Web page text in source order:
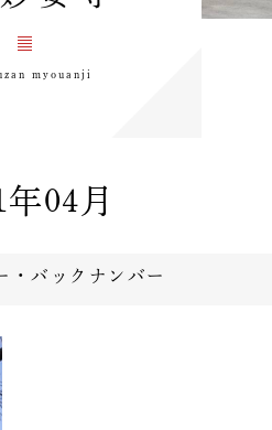
myouanji
年04月
・バックナンバー